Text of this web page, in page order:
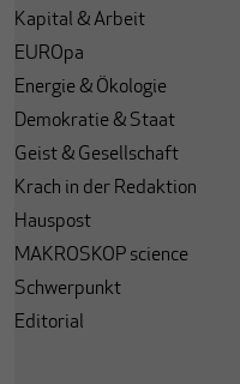
Kapital & Arbeit
EUROpa
Energie & Ökologie
Demokratie & Staat
Geist & Gesellschaft
Krach in der Redaktion
Hauspost
MAKROSKOP science
Schwerpunkt
Editorial